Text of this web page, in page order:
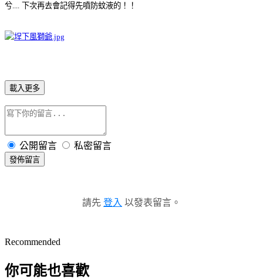
兮....
下次再去會記得先噴防蚊液的！！
載入更多
公開留言 私密留言
發佈留言
請先 登入 以發表留言。
Recommended
你可能也喜歡